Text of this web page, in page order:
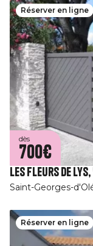
Réserver en ligne
dès
700€
Les Fleurs De
Saint-Georges-
Réserver en ligne